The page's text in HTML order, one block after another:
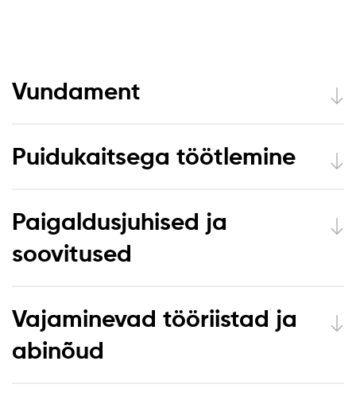
Vundament
Puidukaitsega töötlemine
Paigaldusjuhised ja
soovitused
Vajaminevad tööriistad ja
abinõud